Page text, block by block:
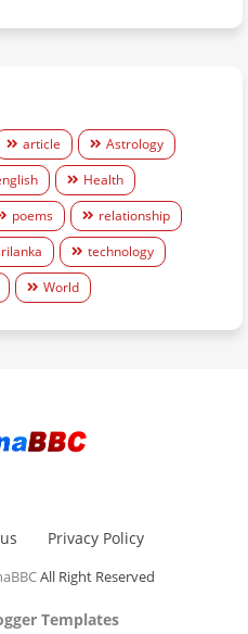
article
Astrology
Health
poems
relationship
technology
World
Privacy Policy
All Right Reserved
Templates